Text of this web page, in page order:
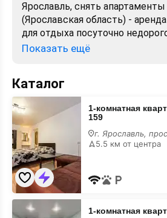
Ярославль, снять
(Ярославская область) -
для отдыха посуточно
сутки. Лучшие цены, отзывы,
Показать ещё
Каталог
1-
комнатная
квартира
Московский
159
1-комнатная
159
5.5 км от центра
1-
комнатная
1-комнатная